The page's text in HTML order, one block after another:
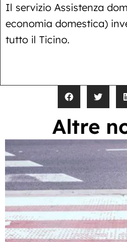
Il servizio Assistenza
economia domestica)
tutto il Ticino.
Altre